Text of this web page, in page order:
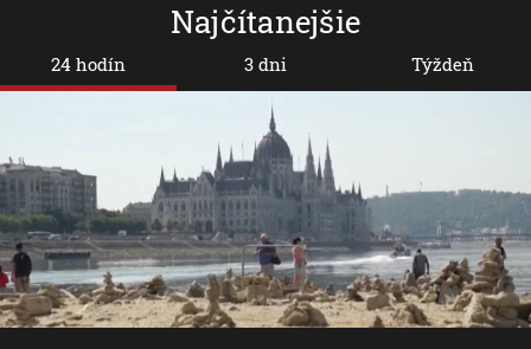
Najčítanejšie
24 hodín 3 dni Týždeň